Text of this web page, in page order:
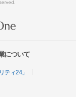
について
ティ24」